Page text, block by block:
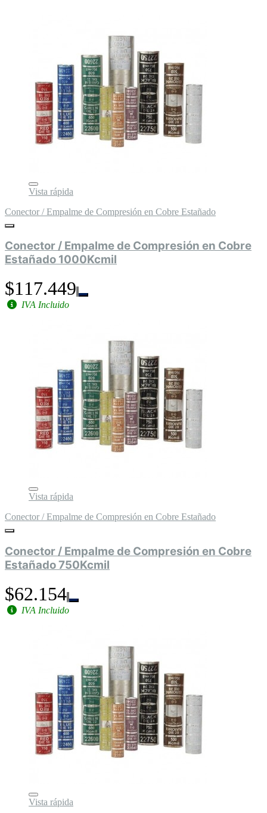
Vista rápida
Conector / Empalme de Compresión en Cobre Estañado
Conector / Empalme de Compresión en Cobre
Estañado 1000Kcmil
$117.449
IVA Incluido
Vista rápida
Conector / Empalme de Compresión en Cobre Estañado
Conector / Empalme de Compresión en Cobre
Estañado 750Kcmil
$62.154
IVA Incluido
Vista rápida